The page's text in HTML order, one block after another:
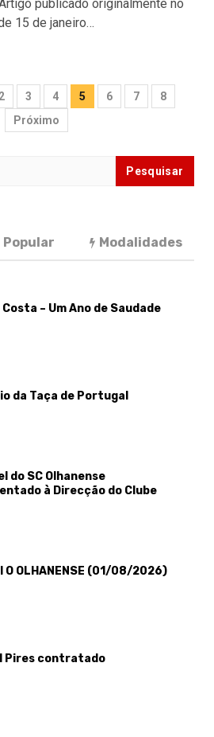
publicado originalmente no
15 de janeiro…
2 3 4 5 6 7
8
Próximo
Popular Modalidades
– Um Ano de Saudade
da Taça de Portugal
do SC Olhanense
à Direcção do Clube
O OLHANENSE (01/08/2026)
Pires contratado